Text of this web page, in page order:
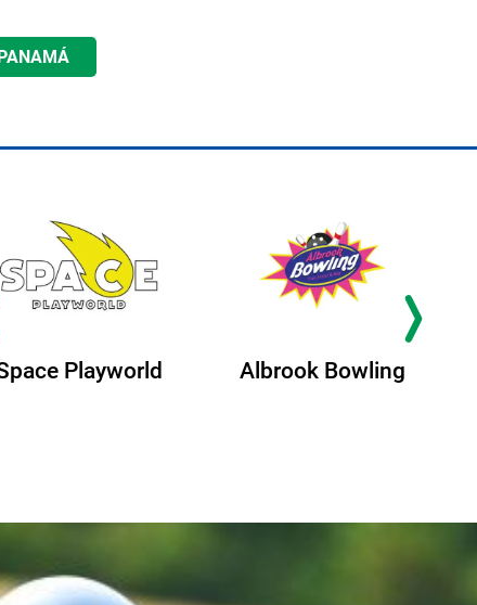
PANAMÁ
Bowling Space Playworld